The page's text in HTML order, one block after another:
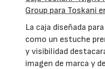
Group para Toskani
La caja diseñada
como un estuche
y visibilidad
imagen de marca y